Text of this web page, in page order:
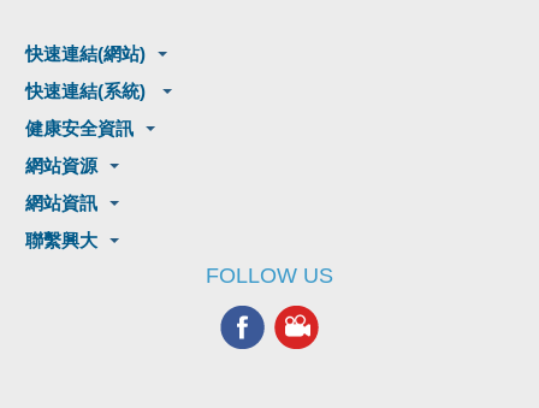
快速連結(網站)
快速連結(系統)
健康安全資訊
網站資源
網站資訊
聯繫興大
FOLLOW US